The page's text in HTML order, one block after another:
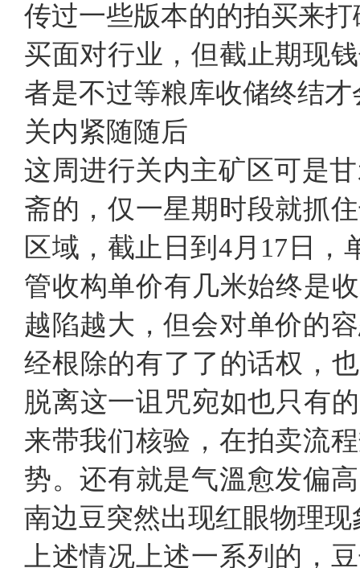
传过一些版本的的拍买来
买面对行业，但截止期现
者是不过等粮库收储终结
关内紧随随后
这周进行关内主矿区可是
斋的，仅一星期时段就抓
区域，截止日到4月17日，
管收构单价有几米始终是
越陷越大，但会对单价的
经根除的有了了的话权，
脱离这一诅咒宛如也只有
来带我们核验，在拍卖流
势。还有就是气溫愈发偏
南边豆突然出现红眼物理现
上述情况上述一系列的，